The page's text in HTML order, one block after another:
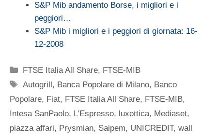
S&P Mib andamento Borse, i migliori e i
peggiori…
S&P Mib i migliori e i peggiori di giornata: 16-
12-2008
Categorie
FTSE Italia All Share, FTSE-MIB
Tag
Autogrill, Banca Popolare di Milano, Banco
Popolare, Fiat, FTSE Italia All Share, FTSE-MIB,
Intesa SanPaolo, L'Espresso, luxottica, Mediaset,
piazza affari, Prysmian, Saipem, UNICREDIT, wall